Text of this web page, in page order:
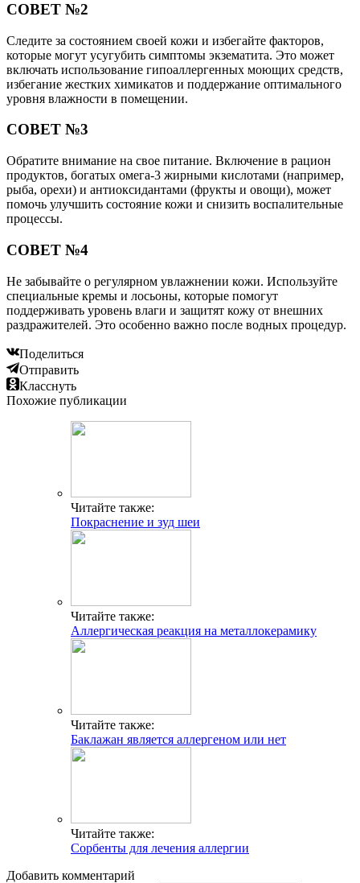
СОВЕТ №2
Следите за состоянием своей кожи и избегайте факторов,
которые могут усугубить симптомы экзематита. Это может
включать использование гипоаллергенных моющих средств,
избегание жестких химикатов и поддержание оптимального
уровня влажности в помещении.
СОВЕТ №3
Обратите внимание на свое питание. Включение в рацион
продуктов, богатых омега-3 жирными кислотами (например,
рыба, орехи) и антиоксидантами (фрукты и овощи), может
помочь улучшить состояние кожи и снизить воспалительные
процессы.
СОВЕТ №4
Не забывайте о регулярном увлажнении кожи. Используйте
специальные кремы и лосьоны, которые помогут
поддерживать уровень влаги и защитят кожу от внешних
раздражителей. Это особенно важно после водных процедур.
Поделиться
Отправить
Класснуть
Похожие публикации
Читайте также:
Покраснение и зуд шеи
Читайте также:
Аллергическая реакция на металлокерамику
Читайте также:
Баклажан является аллергеном или нет
Читайте также:
Сорбенты для лечения аллергии
Добавить комментарий